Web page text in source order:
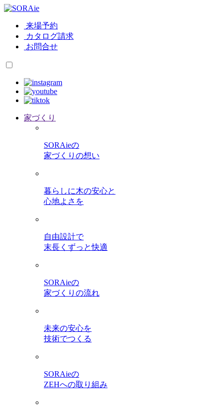
来場予約
カタログ請求
お問合せ
家づくり
SORAieの
家づくりの想い
暮らしに木の安心と
心地よさを
自由設計で
末長くずっと快適
SORAieの
家づくりの流れ
未来の安心を
技術でつくる
SORAieの
ZEHへの取り組み